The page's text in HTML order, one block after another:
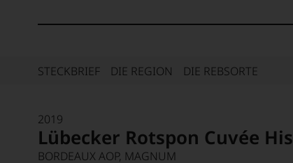
STECKBRIEF DIE REGION DIE REBSORTE
2019
Lübecker Rotspon Cuvée
BORDEAUX AOP, MAGNUM